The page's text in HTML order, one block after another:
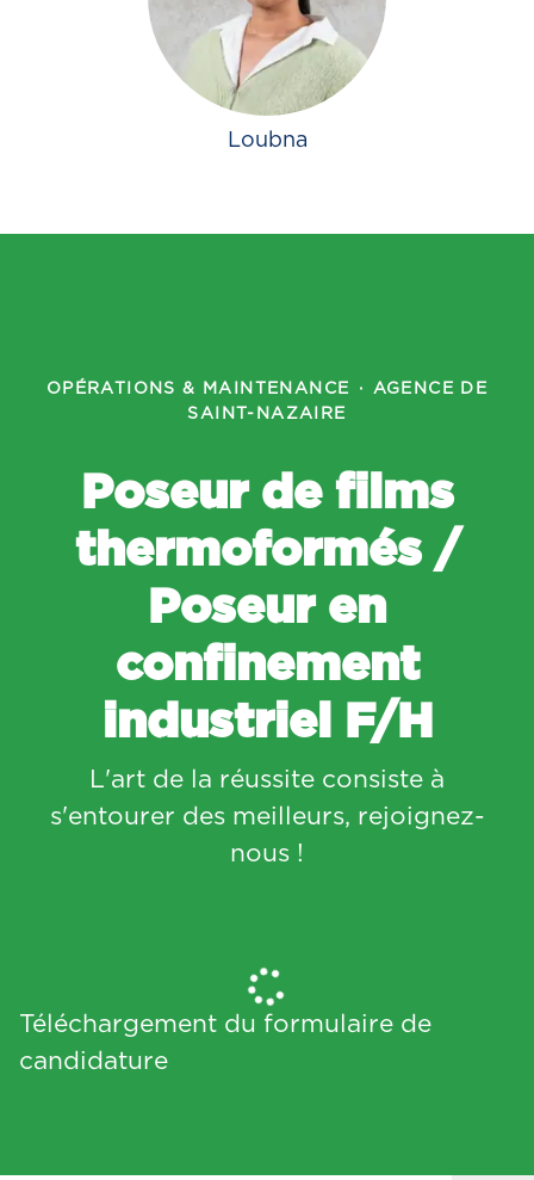
Loubna
OPÉRATIONS & MAINTENANCE ·
AGENCE DE
SAINT-NAZAIRE
Poseur de films
thermoformés /
Poseur en
confinement
industriel F/H
L'art de la réussite consiste à
s'entourer des meilleurs, rejoignez-
nous !
Téléchargement du formulaire de
candidature